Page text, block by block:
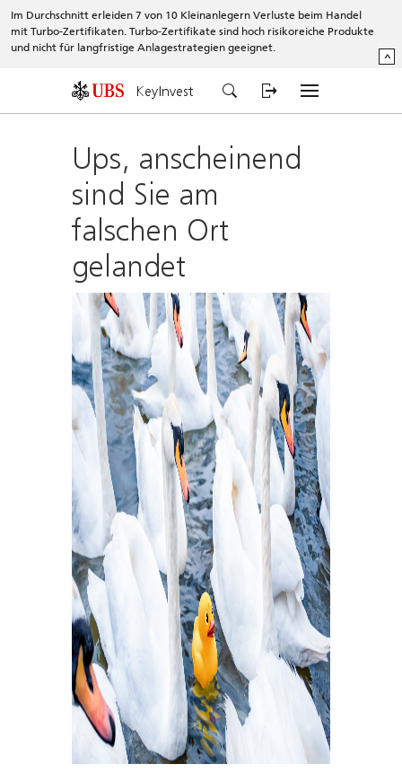
Im Durchschnitt erleiden 7 von 10 Kleinanlegern Verluste beim Handel
mit Turbo-Zertifikaten. Turbo-Zertifikate sind hoch risikoreiche Produkte
und nicht für langfristige Anlagestrategien geeignet.
^
KeyInvest
Ups, anscheinend
sind Sie am
falschen Ort
gelandet